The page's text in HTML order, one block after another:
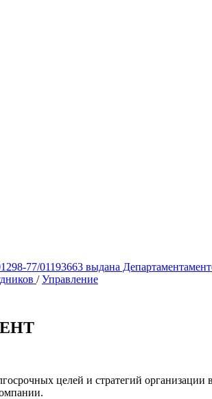
77/01193663 выдана
/Управление
целей и стратегий